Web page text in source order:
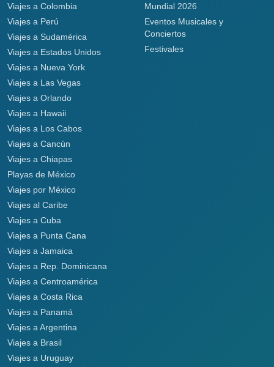
Viajes a Colombia
Viajes a Perú
Viajes a Sudamérica
Viajes a Estados Unidos
Viajes a Nueva York
Viajes a Las Vegas
Viajes a Orlando
Viajes a Hawaii
Viajes a Los Cabos
Viajes a Cancún
Viajes a Chiapas
Playas de México
Viajes por México
Viajes al Caribe
Viajes a Cuba
Viajes a Punta Cana
Viajes a Jamaica
Viajes a Rep. Dominicana
Viajes a Centroamérica
Viajes a Costa Rica
Viajes a Panamá
Viajes a Argentina
Viajes a Brasil
Viajes a Uruguay
Mundial 2026
Eventos Musicales y
Conciertos
Festivales